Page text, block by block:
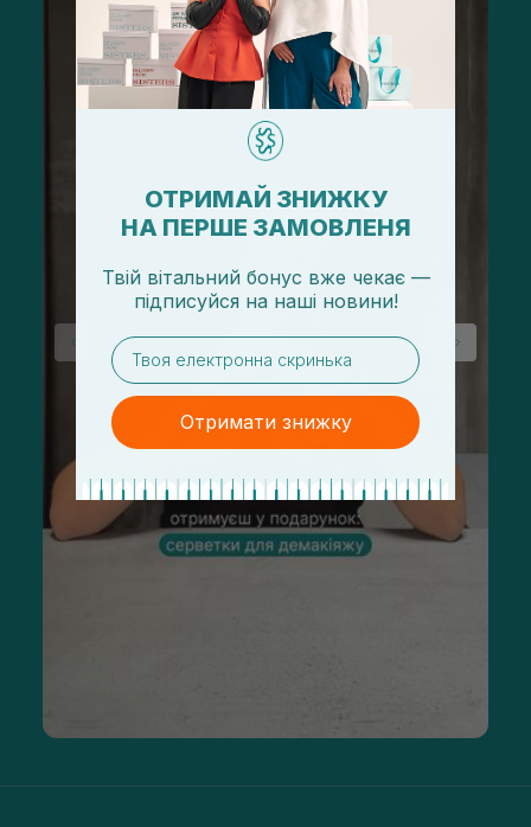
ОТРИМАЙ ЗНИЖКУ
НА ПЕРШЕ ЗАМОВЛЕНЯ
Твій вітальний бонус вже чекає —
підписуйся на наші новини!
email
Отримати знижку